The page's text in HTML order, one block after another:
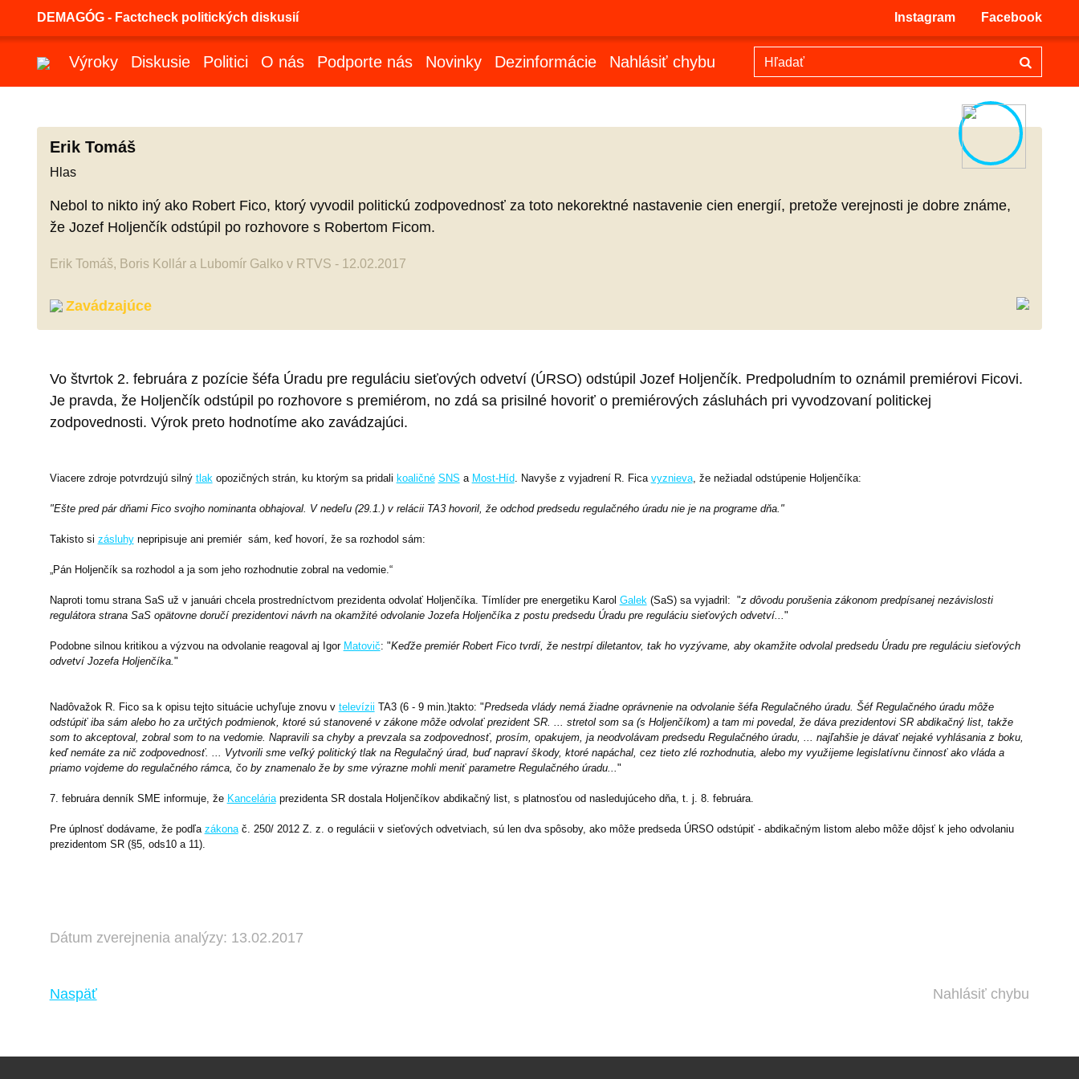
DEMAGÓG - Factcheck politických diskusií Instagram Facebook
Výroky Diskusie Politici O nás Podporte nás Novinky Dezinformácie Nahlásiť chybu
Erik Tomáš
Hlas
Nebol to nikto iný ako Robert Fico, ktorý vyvodil politickú zodpovednosť za toto nekorektné nastavenie cien energií, pretože verejnosti je dobre známe,
že Jozef Holjenčík odstúpil po rozhovore s Robertom Ficom.
Erik Tomáš, Boris Kollár a Lubomír Galko v RTVS - 12.02.2017
Zavádzajúce
Vo štvrtok 2. februára z pozície šéfa Úradu pre reguláciu sieťových odvetví (ÚRSO) odstúpil Jozef Holjenčík. Predpoludním to oznámil premiérovi Ficovi.
Je pravda, že Holjenčík odstúpil po rozhovore s premiérom, no zdá sa prisilné hovoriť o premiérových zásluhách pri vyvodzovaní politickej
zodpovednosti. Výrok preto hodnotíme ako zavádzajúci.
Viacere zdroje potvrdzujú silný tlak opozičných strán, ku ktorým sa pridali koaličné SNS a Most-Híd . Navyše z vyjadrení R. Fica vyznieva, že nežiadal odstúpenie Holjenčíka:
"Ešte pred pár dňami Fico svojho nominanta obhajoval. V nedeľu (29.1.) v relácii TA3 hovoril, že odchod predsedu regulačného úradu nie je na programe dňa."
Takisto si zásluhynepripisuje ani premiér sám, keď hovorí, že sa rozhodol sám:
„Pán Holjenčík sa rozhodol a ja som jeho rozhodnutie zobral na vedomie.“
Naproti tomu strana SaS už v januári chcela prostredníctvom prezidenta odvolať Holjenčíka. Tímlíder pre energetiku Karol Galek (SaS) sa vyjadril: "z dôvodu porušenia zákonom predpísanej nezávislosti
regulátora strana SaS opätovne doručí prezidentovi návrh na okamžité odvolanie Jozefa Holjenčíka z postu predsedu Úradu pre reguláciu sieťových odvetví... "
Podobne silnou kritikou a výzvou na odvolanie reagoval aj Igor Matovič: "Keďže premiér Robert Fico tvrdí, že nestrpí diletantov, tak ho vyzývame, aby okamžite odvolal predsedu Úradu pre reguláciu sieťových
odvetví Jozefa Holjenčíka. "
Nadôvažok R. Fico sa k opisu tejto situácie uchyľuje znovu v televízii TA3 (6 - 9 min.)takto: "Predseda vlády nemá žiadne oprávnenie na odvolanie šéfa Regulačného úradu. Šéf Regulačného úradu môže
odstúpiť iba sám alebo ho za určtých podmienok, ktoré sú stanovené v zákone môže odvolať prezident SR. ... stretol som sa (s Holjenčíkom) a tam mi povedal, že dáva prezidentovi SR abdikačný list, takže
som to akceptoval, zobral som to na vedomie. Napravili sa chyby a prevzala sa zodpovednosť, prosím, opakujem, ja neodvolávam predsedu Regulačného úradu, ... najľahšie je dávať nejaké vyhlásania z boku,
keď nemáte za nič zodpovednosť. ... Vytvorili sme veľký politický tlak na Regulačný úrad, buď napraví škody, ktoré napáchal, cez tieto zlé rozhodnutia, alebo my využijeme legislatívnu činnosť ako vláda a
priamo vojdeme do regulačného rámca, čo by znamenalo že by sme výrazne mohli meniť parametre Regulačného úradu... "
7. februára denník SME informuje, že Kanceláriaprezidenta SR dostala Holjenčíkov abdikačný list, s platnosťou od nasledujúceho dňa, t. j. 8. februára.
Pre úplnosť dodávame, že podľa zákonač. 250/ 2012 Z. z. o regulácii v sieťových odvetviach, sú len dva spôsoby, ako môže predseda ÚRSO odstúpiť - abdikačným listom alebo môže dôjsť k jeho odvolaniu
prezidentom SR (§5, ods10 a 11).
Dátum zverejnenia analýzy: 13.02.2017
Naspäť Nahlásiť chybu